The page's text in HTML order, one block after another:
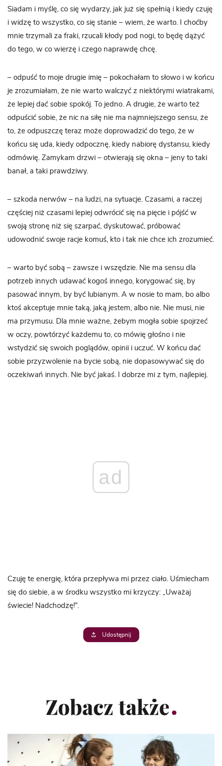
Siadam i myślę, co się wydarzy, jak już się spełnią i kiedy czuję
i widzę to wszystko, co się stanie – wiem, że warto. I choćby
mnie trzymali za fraki, rzucali kłody pod nogi, to będę dążyć
do tego, w co wierzę i czego naprawdę chcę.
– odpuść to moje drugie imię – pokochałam to słowo i w końcu
je zrozumiałam, że nie warto walczyć z niektórymi wiatrakami,
że lepiej dać sobie spokój. To jedno. A drugie, że warto też
odpuścić sobie, że nic na siłę nie ma najmniejszego sensu, że
to, że odpuszczę teraz może doprowadzić do tego, że w
końcu się uda, kiedy odpocznę, kiedy nabiorę dystansu, kiedy
odmówię. Zamykam drzwi – otwierają się okna – jeny to taki
banał, a taki prawdziwy.
– szkoda nerwów – na ludzi, na sytuacje. Czasami, a raczej
częściej niż czasami lepiej odwrócić się na pięcie i pójść w
swoją stronę niż się szarpać, dyskutować, próbować
udowodnić swoje racje komuś, kto i tak nie chce ich zrozumieć.
– warto być sobą – zawsze i wszędzie. Nie ma sensu dla
potrzeb innych udawać kogoś innego, korygować się, by
pasować innym, by być lubianym. A w nosie to mam, bo albo
ktoś akceptuje mnie taką, jaką jestem, albo nie. Nie musi, nie
ma przymusu. Dla mnie ważne, żebym mogła sobie spojrzeć
w oczy, powtórzyć każdemu to, co mówię głośno i nie
wstydzić się swoich poglądów, opinii i uczuć. W końcu dać
sobie przyzwolenie na bycie sobą, nie dopasowywać się do
oczekiwań innych. Nie być jakaś. I dobrze mi z tym, najlepiej.
ad
Czuję te energię, która przepływa mi przez ciało. Uśmiecham
się do siebie, a w środku wszystko mi krzyczy: „Uważaj
świecie! Nadchodzę!”.
Udostępnij
Zobacz także